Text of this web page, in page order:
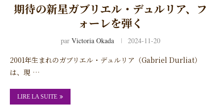
期待の新星ガブリエル・デュルリア、フ
ォーレを弾く
par Victoria Okada 2024-11-20
2001年生まれのガブリエル・デュルリア（Gabriel Durliat）
は、現 …
LIRE LA SUITE